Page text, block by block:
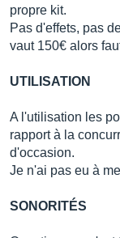
propre kit.
Pas d'effets, pas
vaut 150€ alors
UTILISATION
A l'utilisation les
rapport à la
d'occasion.
Je n'ai pas eu à
SONORITÉS